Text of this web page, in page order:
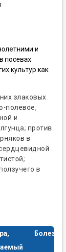
и
посевах
культур как
злаковых
полевое,
и
против
в
в
Болезни